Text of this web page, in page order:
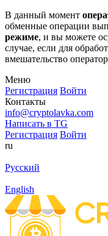
В данный момент
обменные операции
режиме, и вы можете
случае, если для
вмешательство
Меню
Регистрация Войти
Контакты
info@cryptolavka.com
Написать в TG
Регистрация Войти
ru
Русский
English